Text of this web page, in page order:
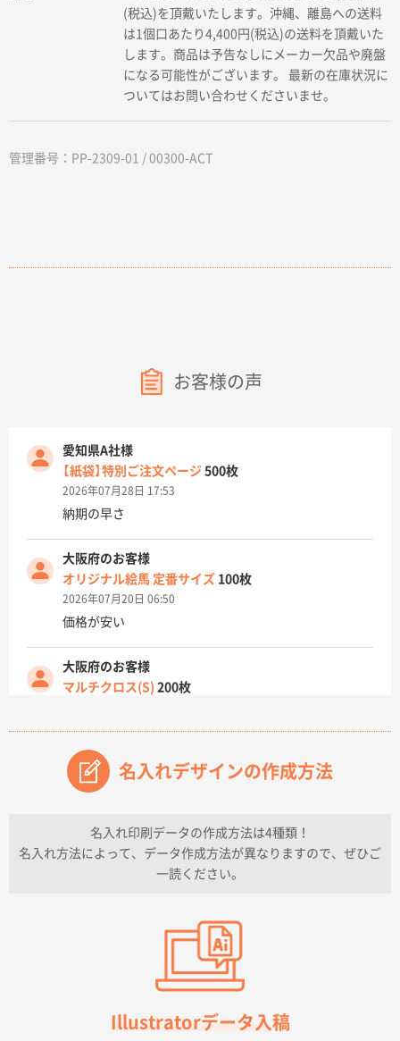
(税込)を頂戴いたします。沖縄、離島への送料
は1個口あたり4,400円(税込)の送料を頂戴いた
します。商品は予告なしにメーカー欠品や廃盤
になる可能性がございます。 最新の在庫状況に
ついてはお問い合わせくださいませ。
管理番号：PP-2309-01 / 00300-ACT
お客様の声
愛知県A社様
【紙袋】特別ご注文ページ 500枚
2026年07月28日 17:53
納期の早さ
大阪府のお客様
オリジナル絵馬 定番サイズ 100枚
2026年07月20日 06:50
価格が安い
大阪府のお客様
マルチクロス(S) 200枚
原稿データ流用が可能で価格が妥当なこと
兵庫県のお客様
チケットホルダー ダブルポケット
上記のとおりです。
柳さんの対応が素晴らしかった。
フレキソレジ袋 Uバッグ 35号
5000枚
2026年06月28日 15:14
名入れデザインの作成方法
名入れ印刷データの作成方法は4種類！
名入れ方法によって、データ作成方法が異なりますので、ぜひご
一読ください。
Illustratorデータ入稿